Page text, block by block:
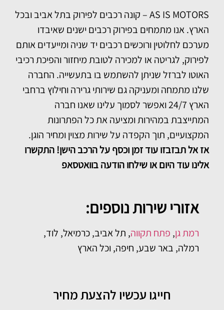
AS IS MOTORS – קונה רכבים לפירוק בתל אביב ובכל
הארץ. אנו מתמחים בפירוק רכבים ישנים שאיבדו
מערכם לחלוטין ורוכשים רכבים יד שניה ומייעדים אותם
לפירוק, לגריטה או למכירה לטובת מיחזור והפיכת רכיבי
האוטו לברזל שניתן להשתמש בו בתעשייה. החברה
שלנו מתמחה ומעניקה גם שירותי גרירה וחילוץ ברחבי
הארץ 24/7 ואפשר לסמוך עלינו שאנו חברה
המתייצבת במהירות ומציעה את כל הפתרונות
המקצועיים, תוך הקפדה על שירות מצוין ומחיר הוגן.
אזאל תבזבזו עוד זמן וכסף על הרכב הישן! התקשרו
אלינו עוד היום או שילחו הודעה בוואטסאפ
אזורי שירות נוספים:
רמת גן, פתח תקווה, תל אביב, כרמיאל, לוד,
רמלה, באר שבע, חיפה, וכל הארץ
חייגו עכשיו להצעת מחיר